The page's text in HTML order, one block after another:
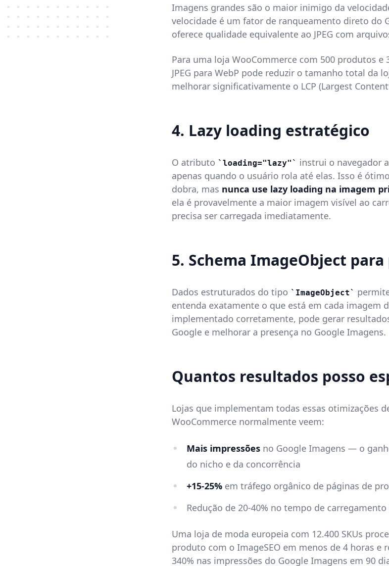
Imagens grandes são o maior inimigo da
velocidade é um fator de ranqueamento direto do
oferece qualidade equivalente ao JPEG com
Para uma loja WooCommerce com 500 produtos e
JPEG para WebP pode reduzir o tamanho total da
melhorar significativamente o LCP (Largest
4. Lazy loading estratégico
O atributo loading="lazy"
instrui o navegador
apenas quando o usuário rola até elas. Isso é
dobra, mas nunca use lazy loading na imagem
ela é provavelmente a maior imagem visível ao
precisa ser carregada imediatamente.
5. Schema ImageObject
Dados estruturados do tipo ImageObject
entenda exatamente o que está em cada imagem
implementado corretamente, pode gerar
Google e melhorar a presença no Google Imagens.
Quantos resultados posso
Lojas que implementam todas essas otimizações
WooCommerce normalmente veem:
Mais impressões no Google Imagens — o
do nicho e da concorrência
+15-25% em tráfego orgânico de páginas de
Redução de 20-40% no tempo de
Uma loja de moda europeia com 12.400 SKUs
produto com o ImageSEO em menos de 4 horas e
340% nas impressões do Google Imagens em 90